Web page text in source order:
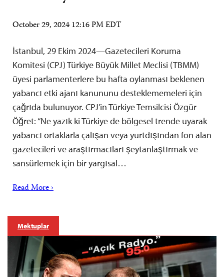
October 29, 2024 12:16 PM EDT
İstanbul, 29 Ekim 2024—Gazetecileri Koruma
Komitesi (CPJ) Türkiye Büyük Millet Meclisi (TBMM)
üyesi parlamenterlere bu hafta oylanması beklenen
yabancı etki ajanı kanununu desteklememeleri için
çağrıda bulunuyor. CPJ’in Türkiye Temsilcisi Özgür
Öğret: “Ne yazık ki Türkiye de bölgesel trende uyarak
yabancı ortaklarla çalışan veya yurtdışından fon alan
gazetecileri ve araştırmacıları şeytanlaştırmak ve
sansürlemek için bir yargısal…
Read More ›
Mektuplar